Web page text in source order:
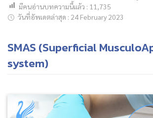
NEW
ค้นหาข้อมูล
มีคนอ่านบทความนี้แล้ว : 11,735
วันที่อัพเดตล่าสุด : 24 February 2023
SMAS (Superficial
system)